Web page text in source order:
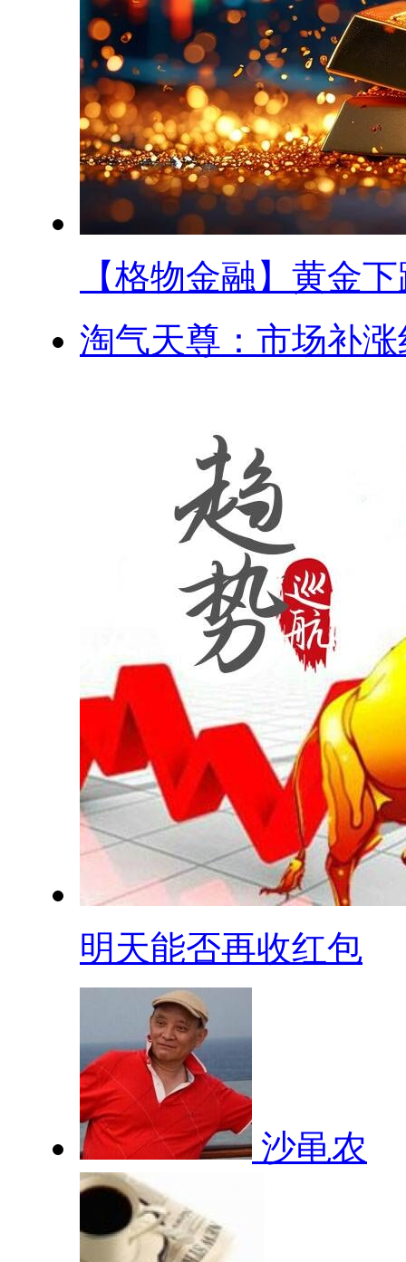
【格物金融】黄金
淘气天尊：市场补
明天能否再收红包
沙黾农